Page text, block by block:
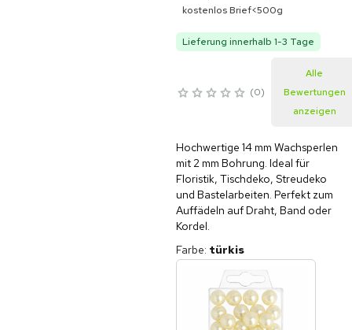
kostenlos Brief<500g
Lieferung innerhalb 1-3 Tage
0
Alle
Bewertungen
anzeigen
Hochwertige 14 mm Wachsperlen
mit 2 mm Bohrung. Ideal für
Floristik, Tischdeko, Streudeko
und Bastelarbeiten. Perfekt zum
Auffädeln auf Draht, Band oder
Kordel.
Farbe: türkis